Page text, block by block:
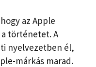
az Apple
történetet. A
nyelvezetben él,
márkás marad.